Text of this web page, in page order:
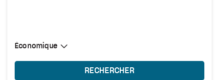
Sélectionner une cabine
Économique
Économique
RECHERCHER